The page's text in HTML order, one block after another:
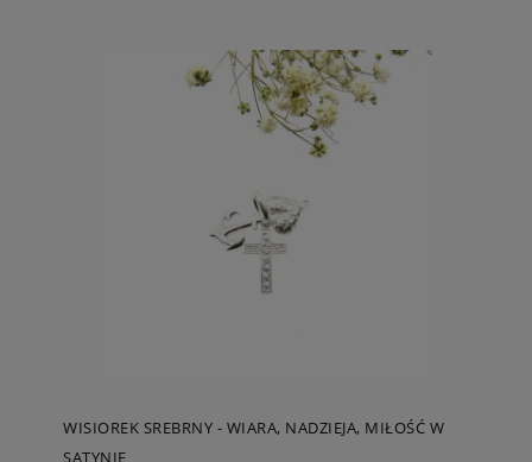
WISIOREK SREBRNY - WIARA, NADZIEJA, MIŁOŚĆ W